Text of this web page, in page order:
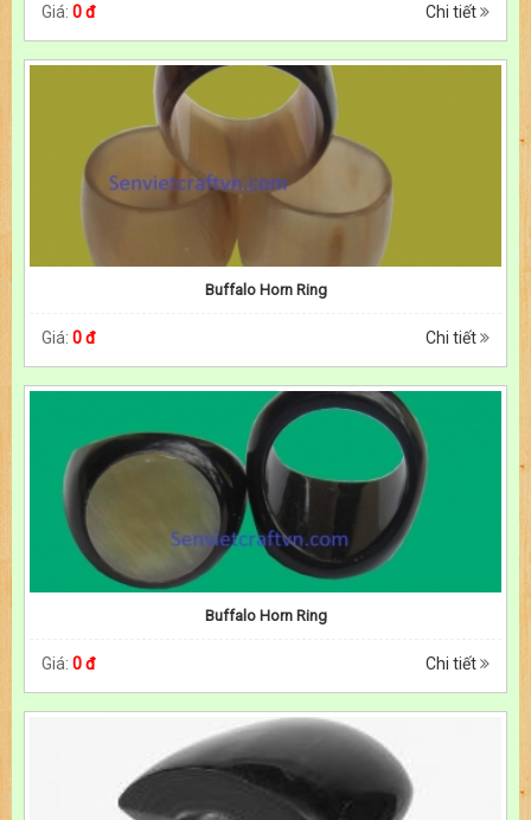
Giá: 0 đ Chi tiết
Buffalo Horn Ring
Giá: 0 đ Chi tiết
Buffalo Horn Ring
Giá: 0 đ Chi tiết